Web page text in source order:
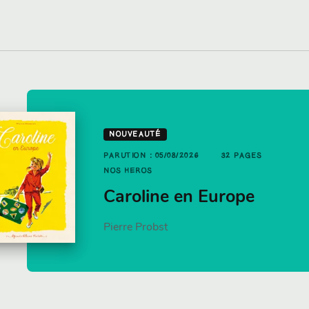
pizza
: 21/01/2026
HÉROS
c'est
par Jamie
NOUVEAUTÉ
PARUTION : 05/08/2026
32 PAGES
NOS HÉROS
Caroline en Europe
Pierre Probst